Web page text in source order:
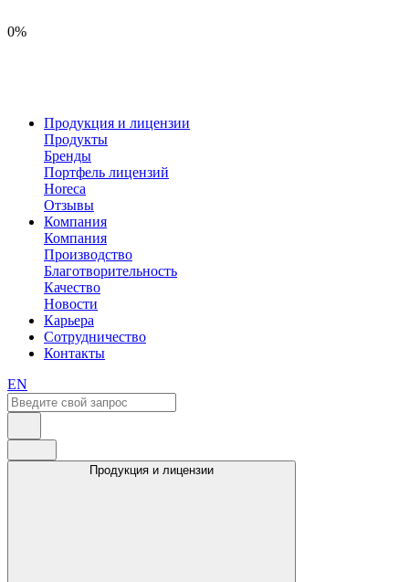
0%
Продукция и лицензии
Продукты
Бренды
Портфель лицензий
Horeca
Отзывы
Компания
Компания
Производство
Благотворительность
Качество
Новости
Карьера
Сотрудничество
Контакты
EN
Продукция и лицензии